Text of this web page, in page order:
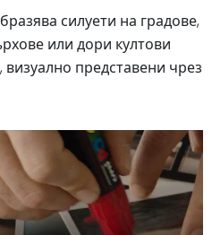
силуети на градове,
или дори култови
представени чрез